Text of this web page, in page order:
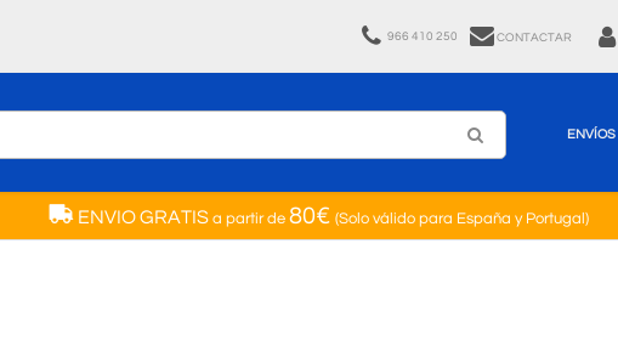
966 410 250 CONTACTAR
ENVÍOS
ENVIO GRATISa partir de 80€ (Solo válido para España y Portugal)